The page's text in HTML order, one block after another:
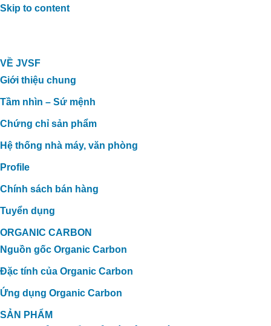
Skip to content
VỀ JVSF
Giới thiệu chung
Tầm nhìn – Sứ mệnh
Chứng chỉ sản phẩm
Hệ thống nhà máy, văn phòng
Profile
Chính sách bán hàng
Tuyển dụng
ORGANIC CARBON
Nguồn gốc Organic Carbon
Đặc tính của Organic Carbon
Ứng dụng Organic Carbon
SẢN PHẨM